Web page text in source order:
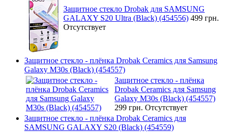
Защитное стекло Drobak для SAMSUNG
GALAXY S20 Ultra (Black) (454556) 499 грн.
Отсутствует
Защитное стекло - плёнка Drobak Ceramics для Samsung
Galaxy M30s (Black) (454557)
Защитное стекло - плёнка
Drobak Ceramics для Samsung
Galaxy M30s (Black) (454557)
299 грн. Отсутствует
Защитное стекло - плёнка Drobak Ceramics для
SAMSUNG GALAXY S20 (Black) (454559)